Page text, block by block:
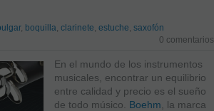
, boquilla clarinete estuche saxofón
0 comentarios
En el mundo de los instrumentos
musicales, encontrar un equilibrio
entre calidad y precio es el sueño
de todo músico. Boehm , la marca